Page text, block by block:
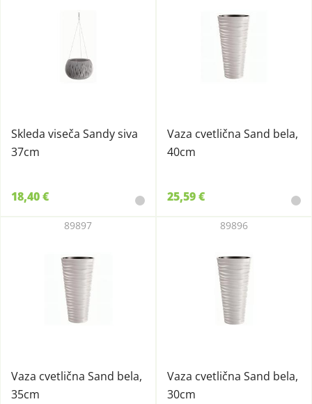
Skleda viseča Sandy siva
37cm
18,40 €
Vaza cvetlična Sand bela,
40cm
25,59 €
Vaza cvetlična Sand bela,
35cm
89897
Vaza cvetlična Sand bela,
30cm
89896